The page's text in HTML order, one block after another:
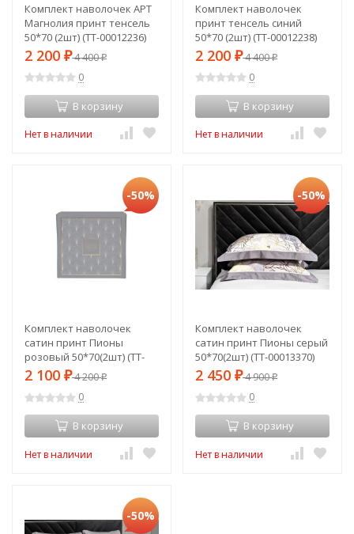
Комплект наволочек АРТ
Магнолия принт тенсель
50*70 (2шт) (TT-00012236)
2 200 ₽4 400₽
0
В корзину
Нет в наличии
Комплект наволочек
принт тенсель синий
50*70 (2шт) (TT-00012238)
2 200 ₽4 400₽
0
В корзину
Нет в наличии
-50%
Комплект наволочек
сатин принт Пионы
розовый 50*70(2шт) (TT-
00013369)
2 100 ₽4 200₽
0
В корзину
Нет в наличии
-50%
Комплект наволочек
сатин принт Пионы серый
50*70(2шт) (TT-00013370)
2 450 ₽4 900₽
0
В корзину
Нет в наличии
-50%